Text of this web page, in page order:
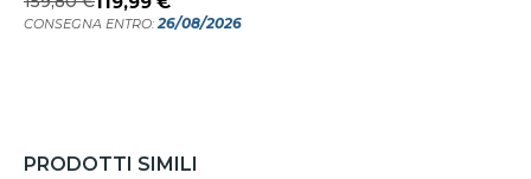
CONSEGNA ENTRO:26/08/2026
PRODOTTI SIMILI